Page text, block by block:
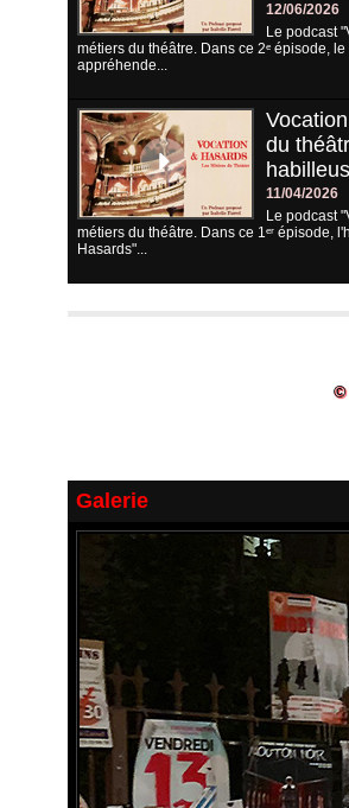
12/06/2026
Le podcast
métiers du théâtre. Dans ce 2ᵉ épisode,
appréhende...
du
11/04/2026
Le podcast
métiers du théâtre. Dans ce 1ᵉʳ épisode,
Hasards"...
©
Galerie